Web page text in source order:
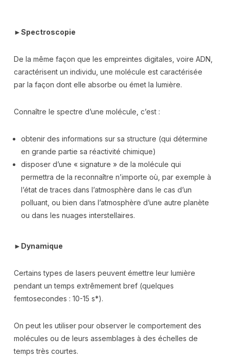
►Spectroscopie
De la même façon que les empreintes digitales, voire ADN,
caractérisent un individu, une molécule est caractérisée
par la façon dont elle absorbe ou émet la lumière.
Connaître le spectre d’une molécule, c’est :
obtenir des informations sur sa structure (qui détermine
en grande partie sa réactivité chimique)
disposer d’une « signature » de la molécule qui
permettra de la reconnaître n’importe où, par exemple à
l’état de traces dans l’atmosphère dans le cas d’un
polluant, ou bien dans l’atmosphère d’une autre planète
ou dans les nuages interstellaires.
► Dynamique
Certains types de lasers peuvent émettre leur lumière
pendant un temps extrêmement bref (quelques
femtosecondes : 10-15 s*).
On peut les utiliser pour observer le comportement des
molécules ou de leurs assemblages à des échelles de
temps très courtes.